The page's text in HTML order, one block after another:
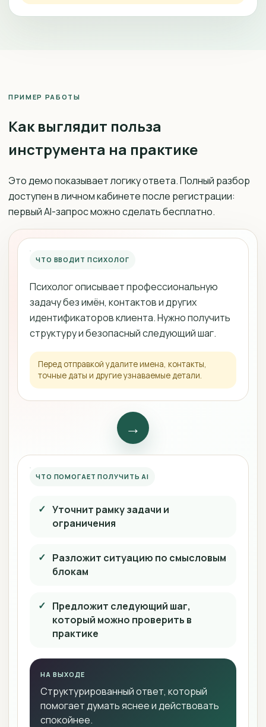
ПРИМЕР РАБОТЫ
Как выглядит польза
инструмента на практике
Это демо показывает логику ответа. Полный разбор
доступен в личном кабинете после регистрации:
первый AI-запрос можно сделать бесплатно.
ЧТО ВВОДИТ ПСИХОЛОГ
Психолог описывает профессиональную
задачу без имён, контактов и других
идентификаторов клиента. Нужно получить
структуру и безопасный следующий шаг.
Перед отправкой удалите имена, контакты,
точные даты и другие узнаваемые детали.
→
ЧТО ПОМОГАЕТ ПОЛУЧИТЬ AI
Уточнит рамку задачи и
ограничения
Разложит ситуацию по смысловым
блокам
Предложит следующий шаг,
который можно проверить в
практике
НА ВЫХОДЕ
Структурированный ответ, который
помогает думать яснее и действовать
спокойнее.